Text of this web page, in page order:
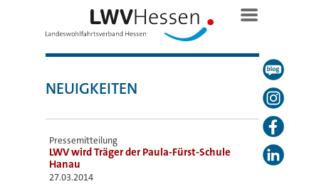
NEUIGKEITEN
Pressemitteilung
LWV wird Träger der Paula-Fürst-Schule
Hanau
27.03.2014